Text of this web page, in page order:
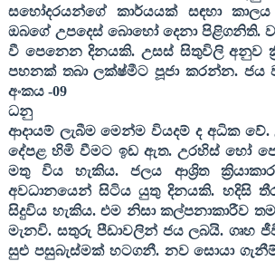
සහෝදරයන්ගේ කාර්යයක් සඳහා කාලය
ඔබගේ උපදෙස් බොහෝ දෙනා පිළිගනිති.
වී පෙනෙන දිනයකි. උසස් සිතුවිලි අනුව
පහනක් තබා ලක්ෂ්මීට පූජා කරන්න. ජය
අංකය -09
ධනු
ආදායම් ලැබීම මෙන්ම වියදම් ද අධික
දේපළ හිමි වීමට ඉඩ ඇත. උරහිස් හෝ
මතු විය හැකිය. ජලය ආශ්‍රිත
අවධාන‍යෙන් සිටිය යුතු දිනයකි. හදිසි
සිදුවිය හැකිය. එම නිසා කල්පනාකාරීව
මැනවි. සතුරු පීඩාවලින් ජය ලබයි. ගෘහ
සුළු පසුබැස්මක් හටගනී. නව සොයා